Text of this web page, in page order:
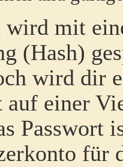
wird mit
(Hash)
wird dir
auf einer
Passwort
für